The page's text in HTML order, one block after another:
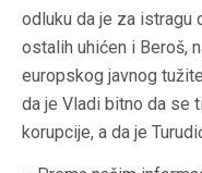
odluku da je za istragu
ostalih uhićen i Beroš,
europskog javnog
da je Vladi bitno da se
korupcije, a da je